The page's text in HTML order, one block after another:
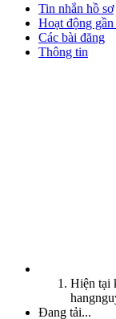
Tin nhắn hồ sơ
Hoạt động
Các bài đăng
Thông tin
Hiện tại
Đang tải...